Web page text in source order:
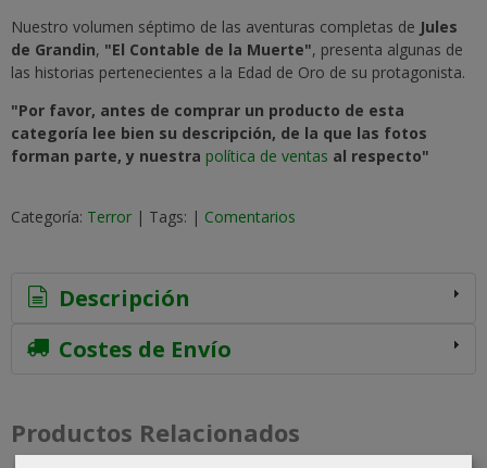
Nuestro volumen séptimo de las aventuras completas de Jules
de Grandin, "El Contable de la Muerte", presenta algunas de
las historias pertenecientes a la Edad de Oro de su protagonista.
"Por favor, antes de comprar un producto de esta
categoría lee bien su descripción, de la que las fotos
forman parte, y nuestra política de ventas al respecto"
Categoría: Terror | Tags: | Comentarios
Descripción
Costes de Envío
Productos Relacionados